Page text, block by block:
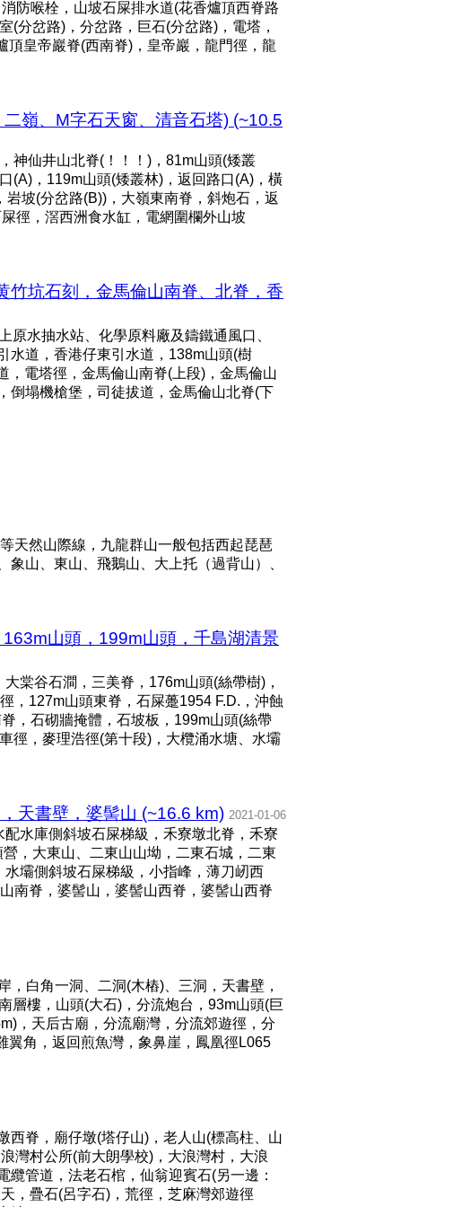
防喉栓，山坡石屎排水道(花香爐頂西脊路
(分岔路)，分岔路，巨石(分岔路)，電塔，
頂皇帝巖脊(西南脊)，皇帝巖，龍門徑，龍
嶺、M字石天窗、清音石塔) (~10.5
神仙井山北脊(！！！)，81m山頭(矮叢
(A)，119m山頭(矮叢林)，返回路口(A)，橫
坡(分岔路(B))，大嶺東南脊，斜炮石，返
徑，滘西洲食水缸，電網圍欄外山坡
竹坑石刻，金馬倫山南脊、北脊，香
水抽水站、化學原料廠及鑄鐵通風口、
水道，香港仔東引水道，138m山頭(樹
，電塔徑，金馬倫山南脊(上段)，金馬倫山
倒塌機槍堡，司徒拔道，金馬倫山北脊(下
天然山際線，九龍群山一般包括西起琵琶
山、東山、飛鵝山、大上托（過背山）、
山頭，199m山頭，千島湖清景
棠谷石澗，三美脊，176m山頭(絲帶樹)，
，127m山頭東脊，石屎躉1954 F.D.，沖蝕
，石砌牆掩體，石坡板，199m山頭(絲帶
徑，麥理浩徑(第十段)，大欖涌水塘、水壩
天書壁，婆髻山 (~16.6 km) 2021-01-06
水庫側斜坡石屎梯級，禾寮墩北脊，禾寮
，大東山、二東山山坳，二東石城，二東
壩側斜坡石屎梯級，小指峰，薄刀屻西
南脊，婆髻山，婆髻山西脊，婆髻山西脊
白角一洞、二洞(木樁)、三洞，天書壁，
層樓，山頭(大石)，分流炮台，93m山頭(巨
，天后古廟，分流廟灣，分流郊遊徑，分
翼角，返回煎魚灣，象鼻崖，鳳凰徑L065
西脊，廟仔墩(塔仔山)，老人山(標高柱、山
灣村公所(前大朗學校)，大浪灣村，大浪
管道，法老石棺，仙翁迎賓石(另一邊：
，疊石(呂字石)，荒徑，芝麻灣郊遊徑